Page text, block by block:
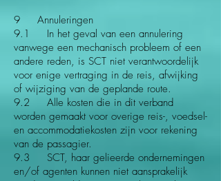
9 Annuleringen
9.1 In het geval van een annulering
vanwege een mechanisch probleem of een
andere reden, is SCT niet verantwoordelijk
voor enige vertraging in de reis, afwijking
of wijziging van de geplande route.
9.2 Alle kosten die in dit verband
worden gemaakt voor overige reis-, voedsel-
en accommodatiekosten zijn voor rekening
van de passagier.
9.3 SCT, haar gelieerde ondernemingen
en/of agenten kunnen niet aansprakelijk